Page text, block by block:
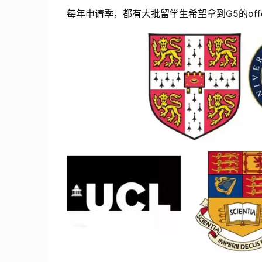
每年申请季，都有大批留学生希望拿到G5的